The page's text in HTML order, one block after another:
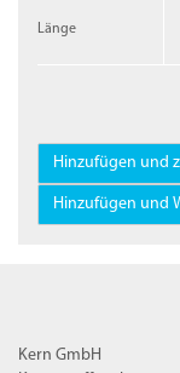
Länge
Kern GmbH